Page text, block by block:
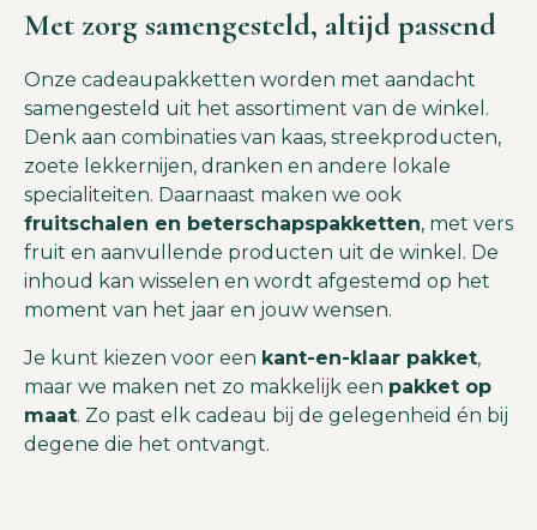
Met zorg samengesteld, altijd passend
Onze cadeaupakketten worden met aandacht
samengesteld uit het assortiment van de winkel.
Denk aan combinaties van kaas, streekproducten,
zoete lekkernijen, dranken en andere lokale
specialiteiten. Daarnaast maken we ook
fruitschalen en beterschapspakketten, met vers
fruit en aanvullende producten uit de winkel. De
inhoud kan wisselen en wordt afgestemd op het
moment van het jaar en jouw wensen.
Je kunt kiezen voor een kant-en-klaar pakket,
maar we maken net zo makkelijk een pakket op
maat. Zo past elk cadeau bij de gelegenheid én bij
degene die het ontvangt.